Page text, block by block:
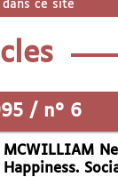
ce site
/ n° 6
MCWILLIAM
Happiness.